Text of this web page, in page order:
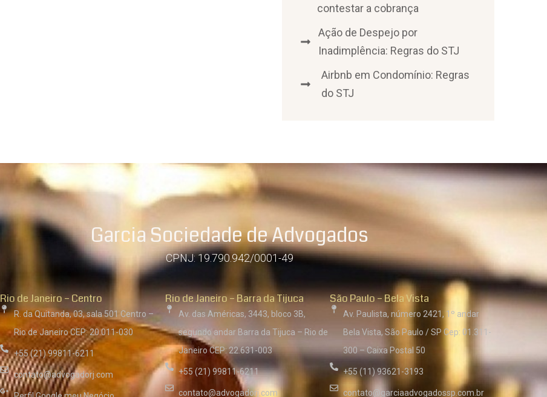
contestar a cobrança
Ação de Despejo por
Inadimplência: Regras do STJ
Airbnb em Condomínio: Regras
do STJ
Garcia Sociedade de Advogados
CPNJ: 19.790.942/0001-49
Rio de Janeiro – Centro
R. da Quitanda, 03, sala 501 Centro –
Rio de Janeiro CEP: 20.011-030
+55 (21) 99811-6211
contato@advogadorj.com
Rio de Janeiro – Barra da Tijuca
Av. das Américas, 3443, bloco 3B,
segundo andar Barra da Tijuca – Rio de
Janeiro CEP: 22.631-003
+55 (21) 99811-6211
contato@advogadorj.com
São Paulo – Bela Vista
Av. Paulista, número 2421, 1º andar
Bela Vista, São Paulo / SP Cep: 01.311-
300 – Caixa Postal 50
+55 (11) 93621-3193
contato@garciaadvogadossp.com.br